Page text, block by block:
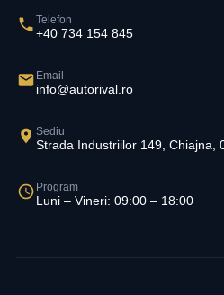
Telefon
+40 734 154 845
Email
info@autorival.ro
Sediu
Strada Industriilor 149, Chiajna,
Program
Luni – Vineri: 09:00 – 18:00